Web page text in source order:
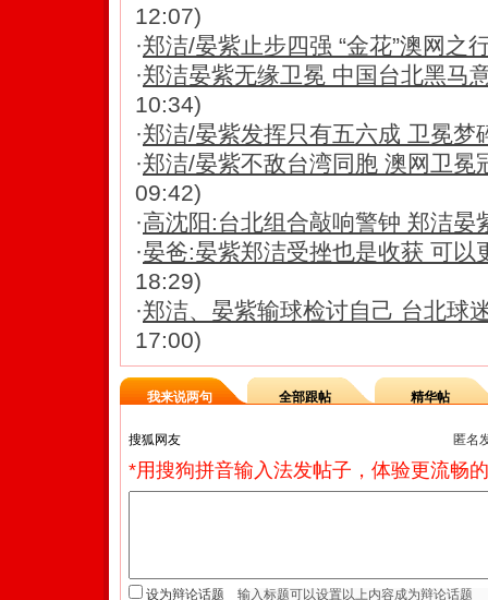
12:07)
·郑洁/晏紫止步四强 “金花”澳网之
·郑洁晏紫无缘卫冕 中国台北黑马
10:34)
·郑洁/晏紫发挥只有五六成 卫冕梦
·郑洁/晏紫不敌台湾同胞 澳网卫冕
09:42)
·高沈阳:台北组合敲响警钟 郑洁晏
·晏爸:晏紫郑洁受挫也是收获 可以
18:29)
·郑洁、晏紫输球检讨自己 台北球
17:00)
我来说两句 全部跟帖 精华帖
匿名
*用搜狗拼音输入法发帖子，体验更流畅
设为辩论话题